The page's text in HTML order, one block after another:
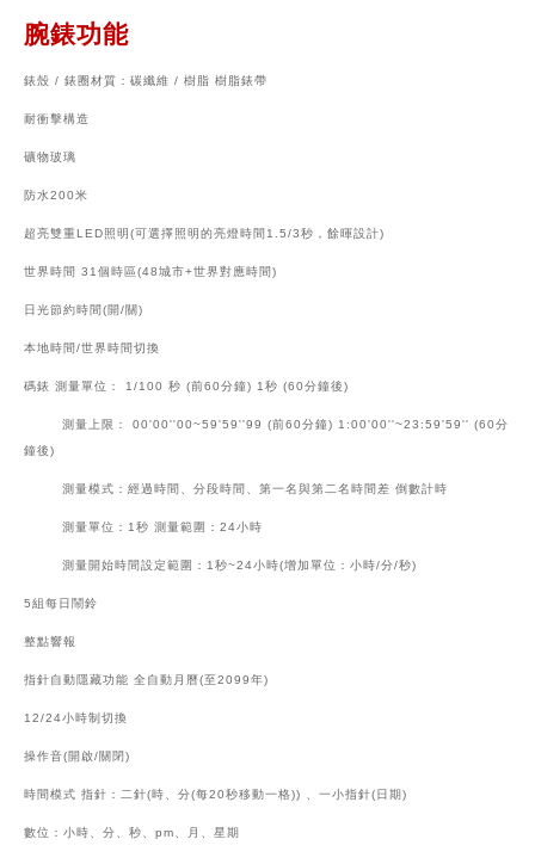
腕錶功能
錶殼 / 錶圈材質：碳纖維 / 樹脂 樹脂錶帶
耐衝擊構造
礦物玻璃
防水200米
超亮雙重LED照明(可選擇照明的亮燈時間1.5/3秒，餘暉設計)
世界時間 31個時區(48城市+世界對應時間)
日光節約時間(開/關)
本地時間/世界時間切換
碼錶 測量單位： 1/100 秒 (前60分鐘) 1秒 (60分鐘後)
測量上限： 00'00''00~59'59''99 (前60分鐘) 1:00'00''~23:59'59'' (60分
鐘後)
測量模式：經過時間、分段時間、第一名與第二名時間差 倒數計時
測量單位：1秒 測量範圍：24小時
測量開始時間設定範圍：1秒~24小時(增加單位：小時/分/秒)
5組每日鬧鈴
整點響報
指針自動隱藏功能 全自動月曆(至2099年)
12/24小時制切換
操作音(開啟/關閉)
時間模式 指針：二針(時、分(每20秒移動一格)) 、一小指針(日期)
數位：小時、分、秒、pm、月、星期